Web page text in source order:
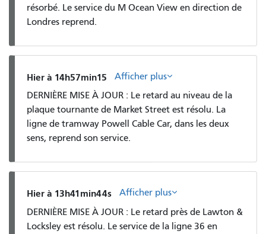
résorbé. Le service du M Ocean View en direction de
Londres reprend.
Hier à 14h57min15
Afficher plus
DERNIÈRE MISE À JOUR : Le retard au niveau de la
plaque tournante de Market Street est résolu. La
ligne de tramway Powell Cable Car, dans les deux
sens, reprend son service.
Hier à 13h41min44s
Afficher plus
DERNIÈRE MISE À JOUR : Le retard près de Lawton &
Locksley est résolu. Le service de la ligne 36 en